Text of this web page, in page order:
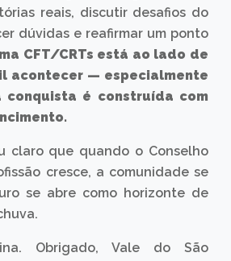
reais, discutir desafios do
dúvidas e reafirmar um ponto
CFT/CRTs está ao lado de
acontecer — especialmente
conquista é construída com
claro que quando o Conselho
cresce, a comunidade se
se abre como horizonte de
Obrigado, Vale do São